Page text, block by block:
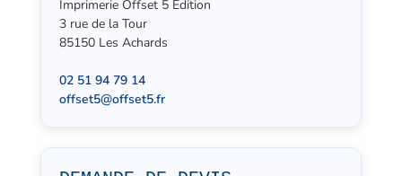
Imprimerie Offset 5 Édition
3 rue de la Tour
85150 Les Achards
02 51 94 79 14
offset5@offset5.fr